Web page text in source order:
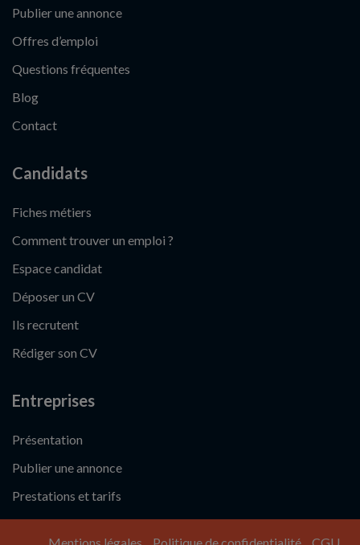
Publier une annonce
Offres d’emploi
Questions fréquentes
Blog
Contact
Candidats
Fiches métiers
Comment trouver un emploi ?
Espace candidat
Déposer un CV
Ils recrutent
Rédiger son CV
Entreprises
Présentation
Publier une annonce
Prestations et tarifs
Mentions légales Politique de confidentialité CGU